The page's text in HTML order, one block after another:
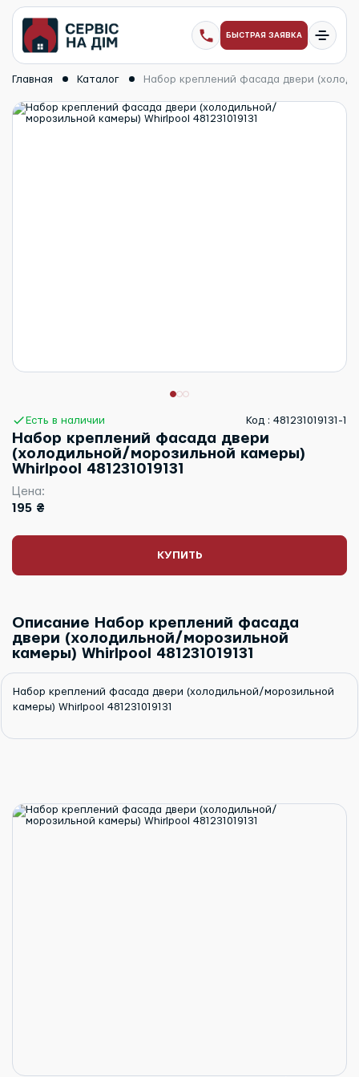
БЫСТРАЯ ЗАЯВКА
Главная Каталог Набор креплений фасада двери
Есть в наличии Код : 481231019131-1
Набор креплений фасада двери
(холодильной/морозильной камеры)
Whirlpool 481231019131
Цена:
195 ₴
КУПИТЬ
Описание Набор креплений фасада
двери (холодильной/морозильной
камеры) Whirlpool 481231019131
Набор креплений фасада двери (холодильной/морозильной
камеры) Whirlpool 481231019131